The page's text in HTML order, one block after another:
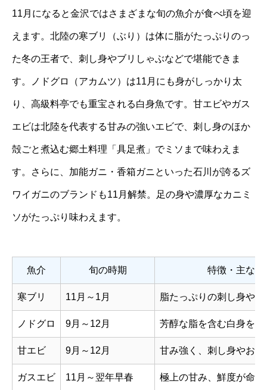
11月になると金沢ではさまざまな旬の魚介が食べ頃を迎
えます。北陸の寒ブリ（ぶり）は体に脂がたっぷりのっ
た冬の王者で、刺し身やブリしゃぶなどで堪能できま
す。ノドグロ（アカムツ）は11月にも身がしっかり太
り、高級料亭でも重宝される白身魚です。甘エビやガス
エビは北陸を代表する甘みの強いエビで、刺し身のほか
殻ごと煮込む郷土料理「具足煮」でミソまで味わえま
す。さらに、加能ガニ・香箱ガニといった石川が誇るズ
ワイガニのブランドも11月解禁。足の身や濃厚なカニミ
ソがたっぷり味わえます。
魚介 旬の時期 特徴・主な食
寒ブリ 11月～1月 脂たっぷりの刺し身や
ノドグロ 9月～12月 芳醇な脂を含む白身を
甘エビ 9月～12月 甘み強く、刺し身やお味
ガスエビ 11月～翌年早春 極上の甘み、鮮度が命